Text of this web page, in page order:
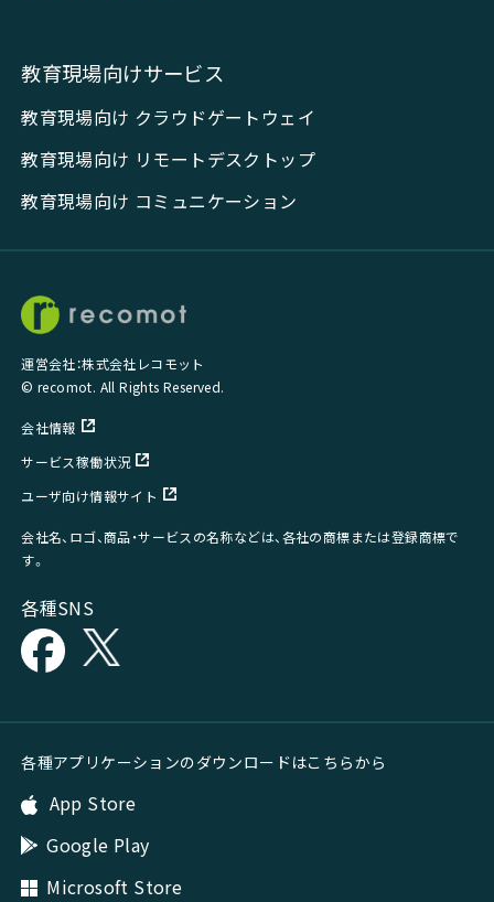
教育現場向けサービス
教育現場向け クラウドゲートウェイ
教育現場向け リモートデスクトップ
教育現場向け コミュニケーション
運営会社：株式会社レコモット
© recomot. All Rights Reserved.
会社情報
サービス稼働状況
ユーザ向け情報サイト
会社名、ロゴ、商品・サービスの名称などは、各社の商標または登録商標で
す。
各種SNS
各種アプリケーションのダウンロードはこちらから
App Store
Google Play
Microsoft Store